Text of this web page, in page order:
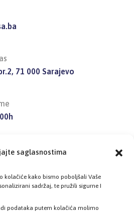
saglasnostima
kolačiće kako bismo poboljšali Vaše
sadržaj, te pružili sigurne I
podataka putem kolačića molimo
71 000 Sarajevo
vaše elektronske
kartice